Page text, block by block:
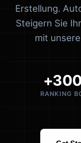
Erstellung.
Steigern Sie
mit
RANKING